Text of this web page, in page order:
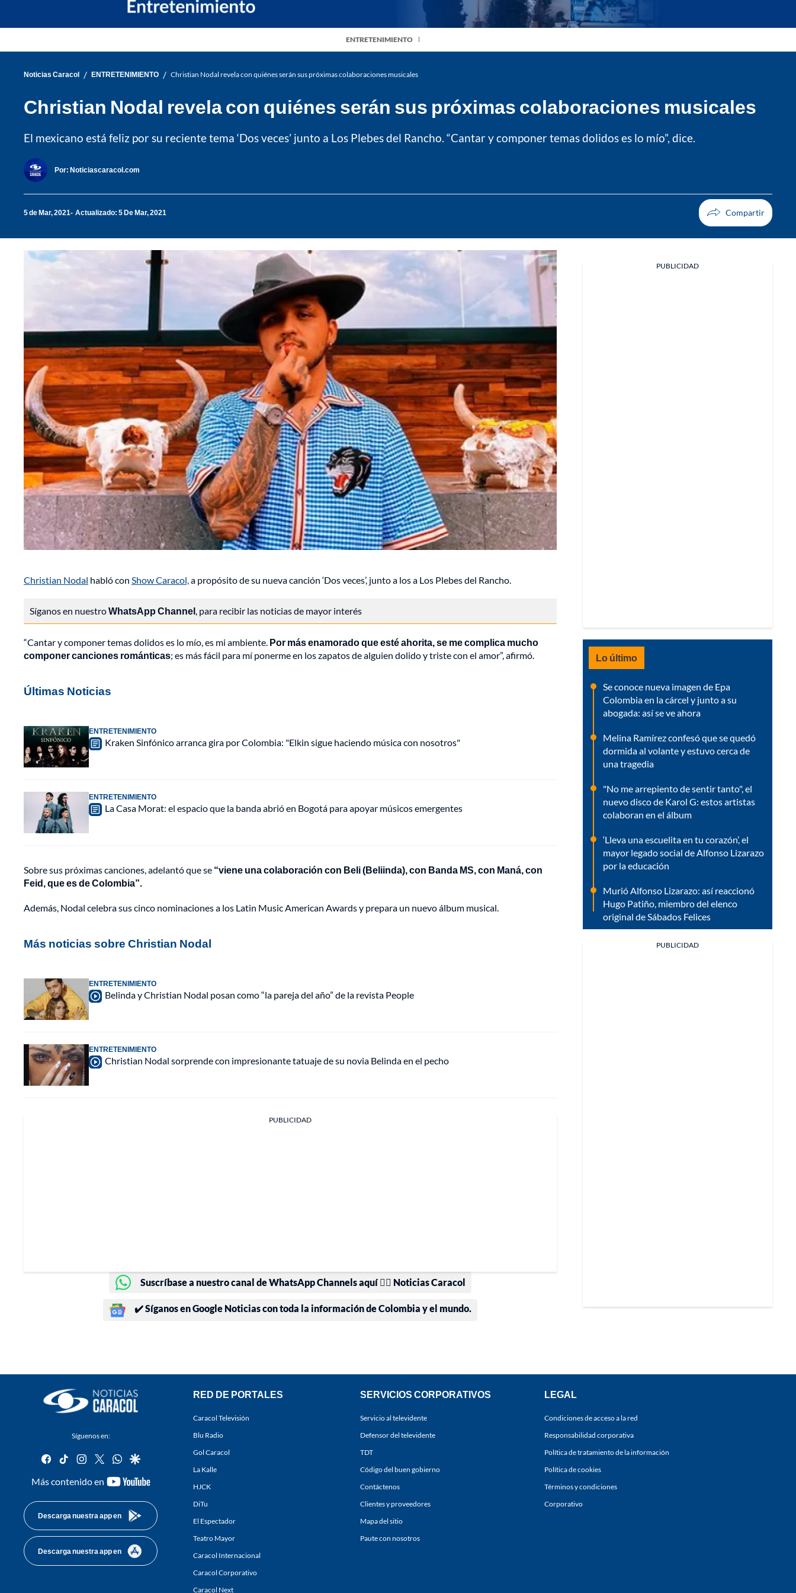
ENTRETENIMIENTO
Noticias Caracol / ENTRETENIMIENTO / Christian Nodal revela con quiénes serán sus próximas colaboraciones musicales
Christian Nodal revela con quiénes serán sus próximas colaboraciones musicales
El mexicano está feliz por su reciente tema ‘Dos veces’ junto a Los Plebes del Rancho. “Cantar y componer temas dolidos es lo mío”, dice.
Por: Noticiascaracol.com
5 de Mar, 2021 Actualizado: 5 De Mar, 2021
Christian Nodal habló con Show Caracol,a propósito de su nueva canción ‘Dos veces’, junto a los a Los Plebes del Rancho.
Síganos en nuestroWhatsApp Channel, para recibir las noticias de mayor interés
“Cantar y componer temas dolidos es lo mío, es mi ambiente. Por más enamorado que esté ahorita, se me complica mucho
componer canciones románticas; es más fácil para mí ponerme en los zapatos de alguien dolido y triste con el amor”, afirmó.
Últimas Noticias
ENTRETENIMIENTO
Kraken Sinfónico arranca gira por Colombia: "Elkin sigue haciendo música con nosotros"
ENTRETENIMIENTO
La Casa Morat: el espacio que la banda abrió en Bogotá para apoyar músicos emergentes
Sobre sus próximas canciones, adelantó que se “viene una colaboración con Beli (Beliinda), con Banda MS, con Maná, con
Feid, que es de Colombia”.
Además, Nodal celebra sus cinco nominaciones a los Latin Music American Awards y prepara un nuevo álbum musical.
Más noticias sobre Christian Nodal
ENTRETENIMIENTO
Belinda y Christian Nodal posan como “la pareja del año” de la revista People
ENTRETENIMIENTO
Christian Nodal sorprende con impresionante tatuaje de su novia Belinda en el pecho
PUBLICIDAD
Suscríbase a nuestro canal de WhatsApp Channels aquí 👉🏻 Noticias Caracol
✔️ Síganos en Google Noticias con toda la información de Colombia y el mundo.
PUBLICIDAD
Lo último
Se conoce nueva imagen de Epa
Colombia en la cárcel y junto a su
abogada: así se ve ahora
Melina Ramírez confesó que se quedó
dormida al volante y estuvo cerca de
una tragedia
"No me arrepiento de sentir tanto", el
nuevo disco de Karol G: estos artistas
colaboran en el álbum
‘Lleva una escuelita en tu corazón’, el
mayor legado social de Alfonso Lizarazo
por la educación
Murió Alfonso Lizarazo: así reaccionó
Hugo Patiño, miembro del elenco
original de Sábados Felices
PUBLICIDAD
Síguenos en:
facebook
tiktok instagram
twitterwhatsapp
google
Más contenido en
youtube-
Descarga nuestra app en
Descarga nuestra app en
RED DE PORTALES
Caracol Televisión
Blu Radio
Gol Caracol
La Kalle
HJCK
DiTu
El Espectador
Teatro Mayor
Caracol Internacional
Caracol Corporativo
Caracol Next
SERVICIOS CORPORATIVOS
Servicio al televidente
Defensor del televidente
TDT
Código del buen gobierno
Contáctenos
Clientes y proveedores
Mapa del sitio
Paute con nosotros
LEGAL
Condiciones de acceso a la red
Responsabilidad corporativa
Política de tratamiento de la información
Política de cookies
Términos y condiciones
Corporativo